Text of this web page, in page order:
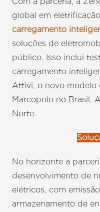
global em
carregamento
soluções de
público. Isso inclui
carregamento
Attivi, o novo modelo
Marcopolo no Brasil,
Norte.
No horizonte a
desenvolvimento de
elétricos, com
armazenamento de